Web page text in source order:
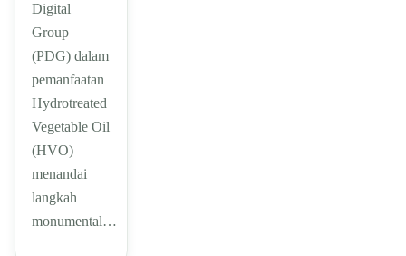
Digital
Group
(PDG) dalam
pemanfaatan
Hydrotreated
Vegetable Oil
(HVO)
menandai
langkah
monumental…